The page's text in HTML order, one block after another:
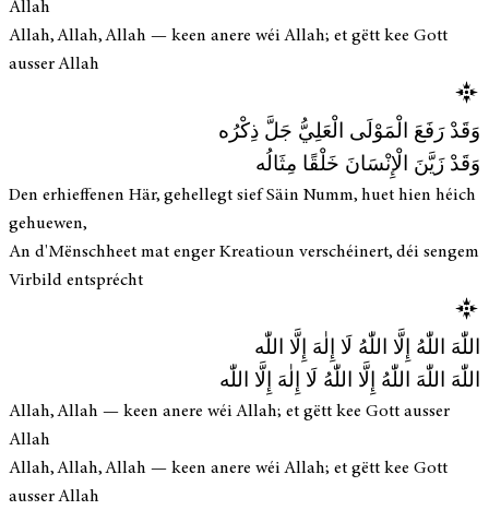
Allah
Allah, Allah, Allah — keen anere wéi Allah; et gëtt kee Gott
ausser Allah
وَقَدْ رَفَعَ الْمَوْلَى الْعَلِيُّ جَلَّ ذِكْرُه
وَقَدْ زَيَّنَ الْإِنْسَانَ خَلْقًا مِثَالُه
Den erhieffenen Här, gehellegt sief Säin Numm, huet hien héich
gehuewen,
An d'Mënschheet mat enger Kreatioun verschéinert, déi sengem
Virbild entsprécht
اللّٰهَ اللّٰهُ إِلَّا اللّٰهُ لَا إِلٰهَ إِلَّا اللّٰه
اللّٰهَ اللّٰهَ اللّٰهُ إِلَّا اللّٰهُ لَا إِلٰهَ إِلَّا اللّٰه
Allah, Allah — keen anere wéi Allah; et gëtt kee Gott ausser
Allah
Allah, Allah, Allah — keen anere wéi Allah; et gëtt kee Gott
ausser Allah